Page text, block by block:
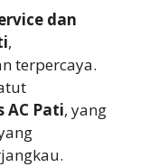
dan
,
terpercaya.
AC Pati, yang